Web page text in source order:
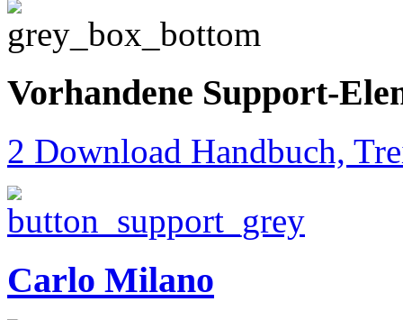
Vorhandene Support-
2 Download Handbuch,
Carlo Milano